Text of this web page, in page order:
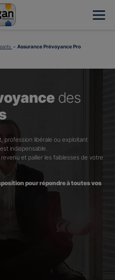
Assurance Prévoyance Pro
des
profession libérale ou exploitant
indispensable.
et pallier les faiblesses de votre
pour répondre à toutes vos